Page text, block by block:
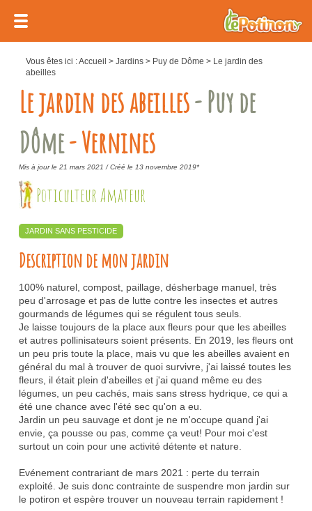
Vous êtes ici :Accueil > Jardins> Puy de Dôme > Le jardin des
abeilles
Le jardin des abeilles- Puy de
Dôme- Vernines
Mis à jour le 21 mars 2021 /Créé le 13 novembre 2019*
Poticulteur Amateur
JARDIN SANS PESTICIDE
Description de mon jardin
100% naturel, compost, paillage, désherbage manuel, très
peu d'arrosage et pas de lutte contre les insectes et autres
gourmands de légumes qui se régulent tous seuls.
Je laisse toujours de la place aux fleurs pour que les abeilles
et autres pollinisateurs soient présents. En 2019, les fleurs ont
un peu pris toute la place, mais vu que les abeilles avaient en
général du mal à trouver de quoi survivre, j'ai laissé toutes les
fleurs, il était plein d'abeilles et j'ai quand même eu des
légumes, un peu cachés, mais sans stress hydrique, ce qui a
été une chance avec l'été sec qu'on a eu.
Jardin un peu sauvage et dont je ne m'occupe quand j'ai
envie, ça pousse ou pas, comme ça veut! Pour moi c'est
surtout un coin pour une activité détente et nature.
Evénement contrariant de mars 2021 : perte du terrain
exploité. Je suis donc contrainte de suspendre mon jardin sur
le potiron et espère trouver un nouveau terrain rapidement !